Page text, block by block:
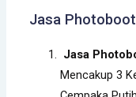
Jasa
Jasa
Mencakup 3